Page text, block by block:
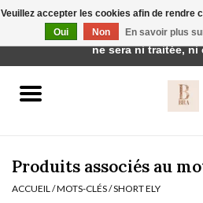
Produits associés au
ACCUEIL /MOTS-CLÉS/SHORT ELY
Veuillez accepter les cookies afin de rendre
Oui
Non En savoir plus
Cette boutique est en
ne sera ni traitée, ni